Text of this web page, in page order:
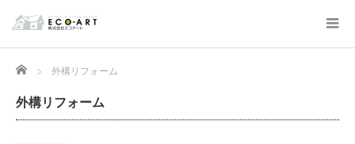
Home 外構リフォーム
外構リフォーム